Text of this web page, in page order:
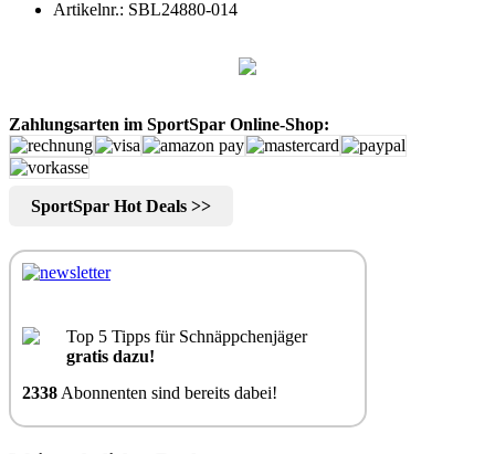
Artikelnr.: SBL24880-014
Zahlungsarten im SportSpar Online-Shop:
SportSpar Hot Deals >>
Top 5 Tipps für Schnäppchenjäger
gratis dazu!
2338 Abonnenten sind bereits dabei!